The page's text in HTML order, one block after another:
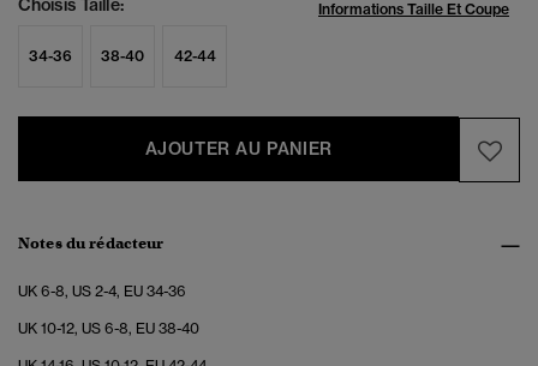
Choisis Taille: Informations Taille Et Coupe
34-36 38-40 42-44
AJOUTER AU PANIER
Notes du rédacteur
UK 6-8, US 2-4, EU 34-36
UK 10-12, US 6-8, EU 38-40